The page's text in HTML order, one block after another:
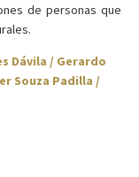
de personas que
Dávila / Gerardo
Souza Padilla /